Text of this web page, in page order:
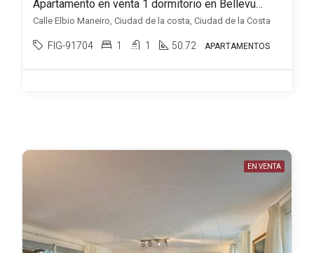
Apartamento en venta 1 dormitorio en Bellevue, Ciudad de la costa
Calle Elbio Maneiro, Ciudad de la costa, Ciudad de la Costa
FIG-91704 1 1 50.72 APARTAMENTOS
EN VENTA